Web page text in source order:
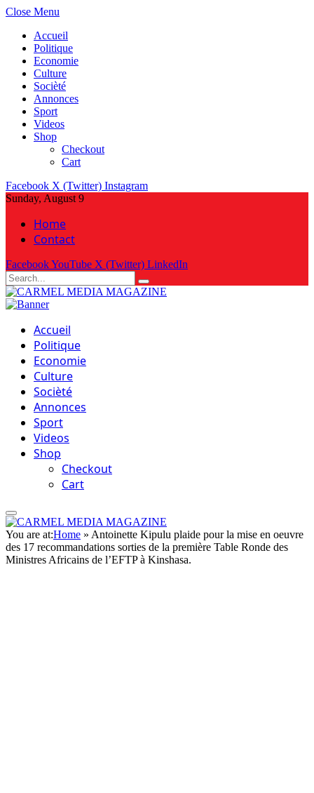
Close Menu
Accueil
Politique
Economie
Culture
Socièté
Annonces
Sport
Videos
Shop
Checkout
Cart
Facebook X (Twitter) Instagram
Sunday, August 9
Home
Contact
FacebookYouTube X (Twitter) LinkedIn
Accueil
Politique
Economie
Culture
Socièté
Annonces
Sport
Videos
Shop
Checkout
Cart
You are at:Home » Antoinette Kipulu plaide pour la mise en oeuvre
des 17 recommandations sorties de la première Table Ronde des
Ministres Africains de l’EFTP à Kinshasa.